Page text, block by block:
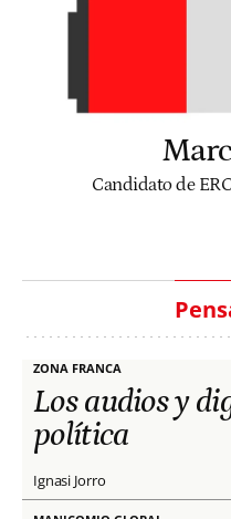
Candidato de
ZONA FRANCA
Los audios y
política
Ignasi Jorro